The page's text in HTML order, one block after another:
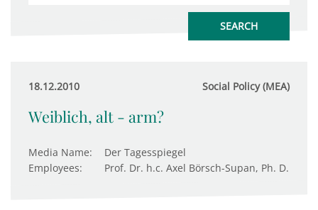
18.12.2010 Social Policy (MEA)
Weiblich, alt - arm?
Media Name:
Der Tagesspiegel
Employees:
Prof. Dr. h.c. Axel Börsch-Supan, Ph. D.